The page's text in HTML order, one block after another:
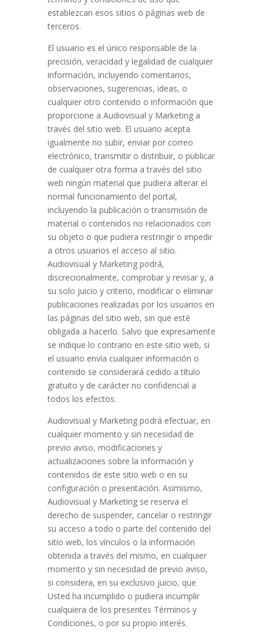
establezcan esos sitios o páginas web de
terceros.
El usuario es el único responsable de la
precisión, veracidad y legalidad de cualquier
información, incluyendo comentarios,
observaciones, sugerencias, ideas, o
cualquier otro contenido o información que
proporcione a Audiovisual y Marketing a
través del sitio web. El usuario acepta
igualmente no subir, enviar por correo
electrónico, transmitir o distribuir, o publicar
de cualquier otra forma a través del sitio
web ningún material que pudiera alterar el
normal funcionamiento del portal,
incluyendo la publicación o transmisión de
material o contenidos no relacionados con
su objeto o que pudiera restringir o impedir
a otros usuarios el acceso al sitio.
Audiovisual y Marketing podrá,
discrecionalmente, comprobar y revisar y, a
su solo juicio y criterio, modificar o eliminar
publicaciones realizadas por los usuarios en
las páginas del sitio web, sin que esté
obligada a hacerlo. Salvo que expresamente
se indique lo contrario en este sitio web, si
el usuario envía cualquier información o
contenido se considerará cedido a título
gratuito y de carácter no confidencial a
todos los efectos.
Audiovisual y Marketing podrá efectuar, en
cualquier momento y sin necesidad de
previo aviso, modificaciones y
actualizaciones sobre la información y
contenidos de este sitio web o en su
configuración o presentación. Asimismo,
Audiovisual y Marketing se reserva el
derecho de suspender, cancelar o restringir
su acceso a todo o parte del contenido del
sitio web, los vínculos o la información
obtenida a través del mismo, en cualquier
momento y sin necesidad de previo aviso,
si considera, en su exclusivo juicio, que
Usted ha incumplido o pudiera incumplir
cualquiera de los presentes Términos y
Condiciones, o por su propio interés.